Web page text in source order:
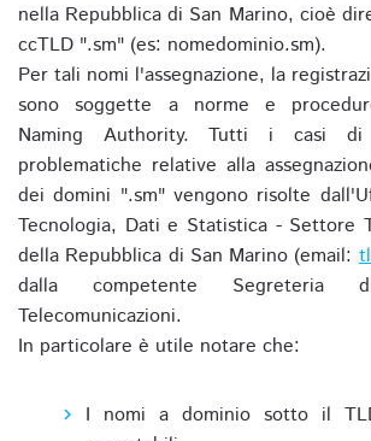
nella Repubblica di San Marino, cioè
ccTLD ".sm" (es: nomedominio.sm).
Per tali nomi l'assegnazione, la
sono soggette a norme e
Naming Authority. Tutti i casi di
problematiche relative alla
dei domini ".sm" vengono risolte
Tecnologia, Dati e Statistica - Settore
della Repubblica di San Marino (email:
dalla competente
Telecomunicazioni.
In particolare è utile notare che:
I nomi a dominio sotto il